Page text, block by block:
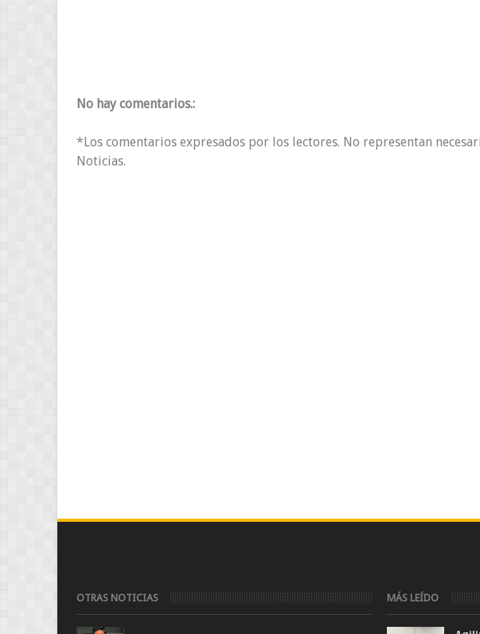
No hay comentarios.:
*Los comentarios expresados por los lectores. No representan
Noticias.
OTRAS NOTICIAS MÁS LEÍDO